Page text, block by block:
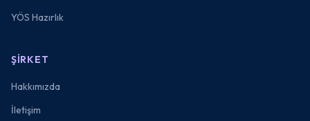
YÖS Hazırlık
ŞIRKET
Hakkımızda
İletişim